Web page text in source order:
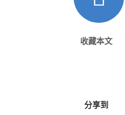
收藏本文
分享到